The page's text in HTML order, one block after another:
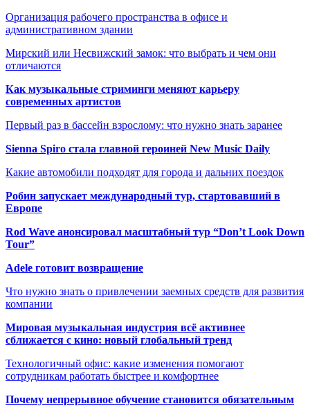
Организация рабочего пространства в офисе и
административном здании
Мирский или Несвижский замок: что выбрать и чем они
отличаются
Как музыкальные стриминги меняют карьеру
современных артистов
Первый раз в бассейн взрослому: что нужно знать заранее
Sienna Spiro стала главной героиней New Music Daily
Какие автомобили подходят для города и дальних поездок
Робин запускает международный тур, стартовавший в
Европе
Rod Wave анонсировал масштабный тур “Don’t Look Down
Tour”
Adele готовит возвращение
Что нужно знать о привлечении заемных средств для развития
компании
Мировая музыкальная индустрия всё активнее
сближается с кино: новый глобальный тренд
Технологичный офис: какие изменения помогают
сотрудникам работать быстрее и комфортнее
Почему непрерывное обучение становится обязательным